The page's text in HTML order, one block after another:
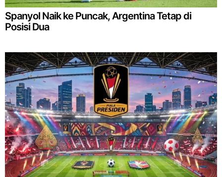
Spanyol Naik ke Puncak, Argentina Tetap di
Posisi Dua